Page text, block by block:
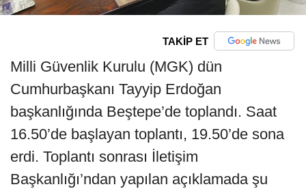
TAKİP ET
Milli Güvenlik Kurulu (MGK) dün
Cumhurbaşkanı Tayyip Erdoğan
başkanlığında Beştepe’de toplandı. Saat
16.50’de başlayan toplantı, 19.50’de sona
erdi. Toplantı sonrası İletişim
Başkanlığı’ndan yapılan açıklamada şu